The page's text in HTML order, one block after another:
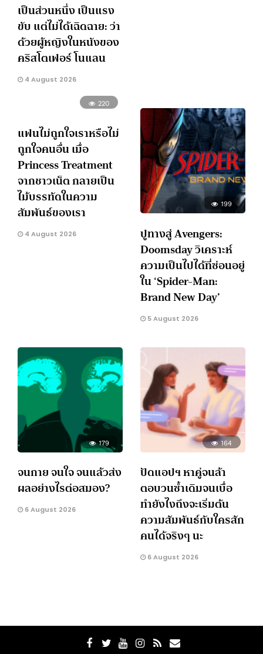
เป็นส่วนหนึ่ง เป็นแรง
ขับ แต่ไม่ได้เฉิดฉาย: ว่า
ด้วยผู้หญิงในหนังของ
คริสโตเฟอร์ โนแลน
4 August 2026
220
แฟนไม่ถูกใจเราหรือไม่
ถูกใจคนอื่น เมื่อ
Princess Treatment
จากชาวเน็ต กลายเป็น
ไม้บรรทัดในความ
สัมพันธ์ของเรา
4 August 2026
199
ปูทางสู่ Avengers:
Doomsday วิเคราะห์
ความเป็นไปได้ที่ซ่อนอยู่
ใน ‘Spider-Man:
Brand New Day’
5 August 2026
179
จนกาย จนใจ จนแล้วส่ง
ผลอย่างไรต่อสมอง?
6 August 2026
164
ปัดแอปฯ หาคู่จนล้า
ตอบวนซ้ำเดิมจนเบื่อ
ทำยังไงถึงจะเริ่มต้น
ความสัมพันธ์กับใครสัก
คนได้จริงๆ นะ
6 August 2026